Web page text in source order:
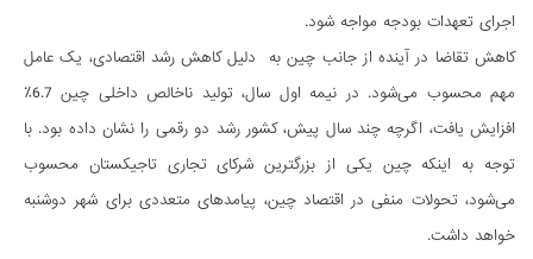
اجرای تعهدات بودجه مواجه شود.
کاهش تقاضا در آینده از جانب چین به دلیل کاهش رشد اقتصادی، یک عامل
مهم محسوب می‌شود. در نیمه اول سال، تولید ناخالص داخلی چین 6.7٪
افزایش یافت، اگرچه چند سال پیش، کشور رشد دو رقمی را نشان داده بود. با
توجه به اینکه چین یکی از بزرگترین شرکای تجاری تاجیکستان محسوب
می‌شود، تحولات منفی در اقتصاد چین، پیامدهای متعددی برای شهر دوشنبه
خواهد داشت.